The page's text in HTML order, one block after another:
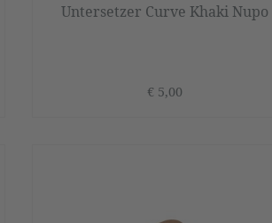
Untersetzer Curve Khaki Nupo
€ 5,00